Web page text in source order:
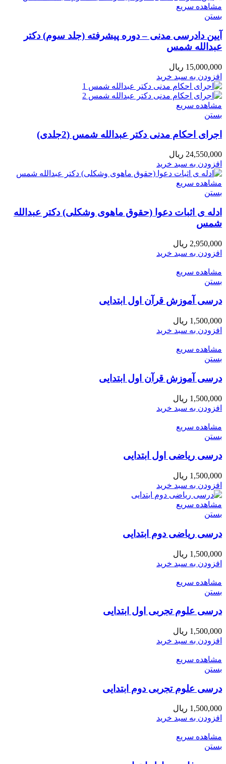
مشاهده سریع
بستن
آیین دادرسی مدنی – دوره پیشرفته (جلد سوم) دکتر
عبدالله شمس
15,000,000 ریال
افزودن به سبد خرید
مشاهده سریع
بستن
اجرای احکام مدنی دکتر عبدالله شمس (2جلدی)
24,550,000 ریال
افزودن به سبد خرید
مشاهده سریع
بستن
ادله ی اثبات دعوا (حقوق ماهوی وشکلی) دکتر عبدالله
شمس
2,950,000 ریال
افزودن به سبد خرید
مشاهده سریع
بستن
درسی آموزش قرآن اول ابتدایی
1,500,000 ریال
افزودن به سبد خرید
مشاهده سریع
بستن
درسی آموزش قرآن اول ابتدایی
1,500,000 ریال
افزودن به سبد خرید
مشاهده سریع
بستن
درسی ریاضی اول ابتدایی
1,500,000 ریال
افزودن به سبد خرید
مشاهده سریع
بستن
درسی ریاضی دوم ابتدایی
1,500,000 ریال
افزودن به سبد خرید
مشاهده سریع
بستن
درسی علوم تجربی اول ابتدایی
1,500,000 ریال
افزودن به سبد خرید
مشاهده سریع
بستن
درسی علوم تجربی دوم ابتدایی
1,500,000 ریال
افزودن به سبد خرید
مشاهده سریع
بستن